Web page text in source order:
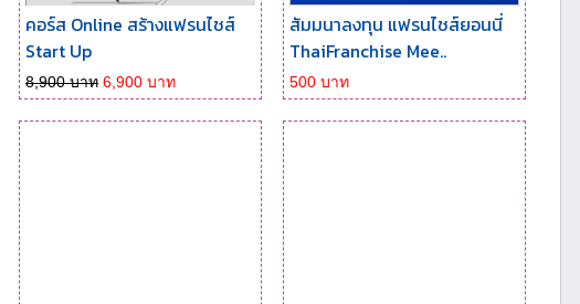
คอร์ส Online สร้างแฟรนไชส์
Start Up
8,900 บาท 6,900 บาท
สัมมนาลงทุน แฟรนไชส์ยอนนี่
ThaiFranchise Mee..
500 บาท